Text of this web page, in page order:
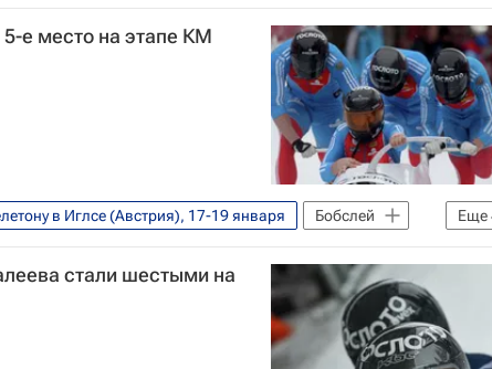
е место на этапе КМ
Еще
в Иглсе (Австрия), 17-19 января
Бобслей
Антюх
Максим Белугин
стали шестыми на